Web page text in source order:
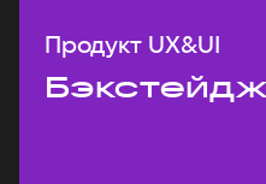
Продукт UX&UI